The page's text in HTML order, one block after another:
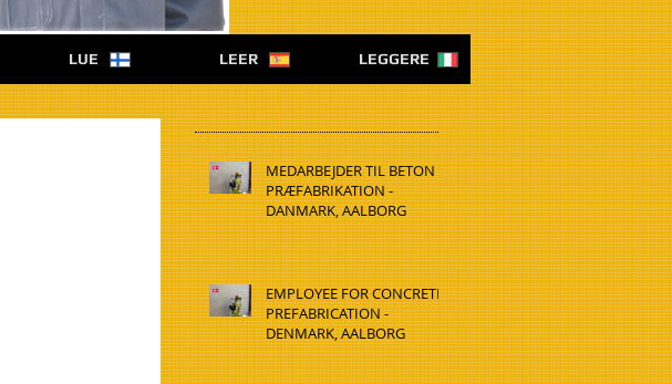
LUE LEER LEGGERE
MEDARBEJDER TIL BETON
PRÆFABRIKATION -
DANMARK, AALBORG
EMPLOYEE FOR CONCRETE
PREFABRICATION -
DENMARK, AALBORG